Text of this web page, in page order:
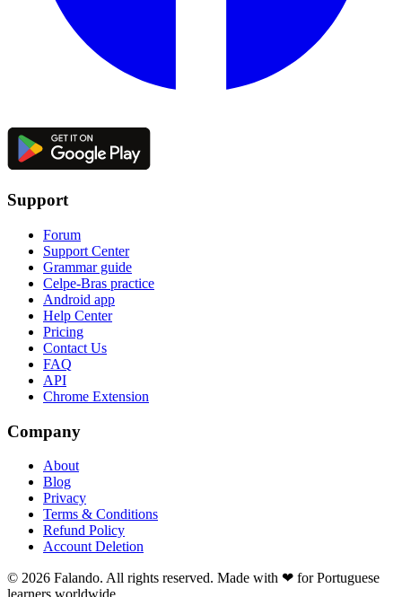
Support
Forum
Support Center
Grammar guide
Celpe-Bras practice
Android app
Help Center
Pricing
Contact Us
FAQ
API
Chrome Extension
Company
About
Blog
Privacy
Terms & Conditions
Refund Policy
Account Deletion
© 2026 Falando. All rights reserved. Made with ❤ for Portuguese